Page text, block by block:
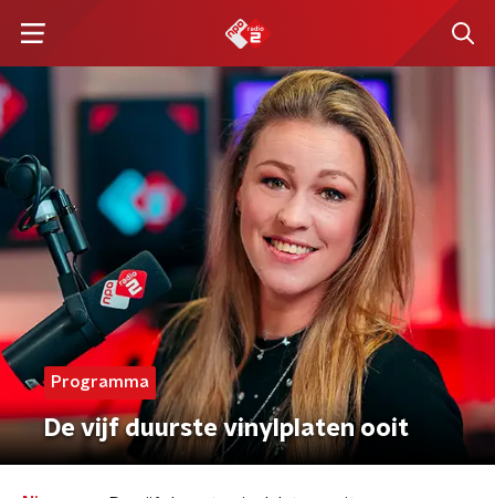
Programma
De vijf duurste vinylplaten ooit